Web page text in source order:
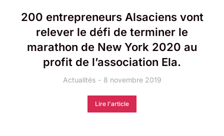
200 entrepreneurs Alsaciens vont
relever le défi de terminer le
marathon de New York 2020 au
profit de l’association Ela.
Actualités 8 novembre 2019
Lire l'article